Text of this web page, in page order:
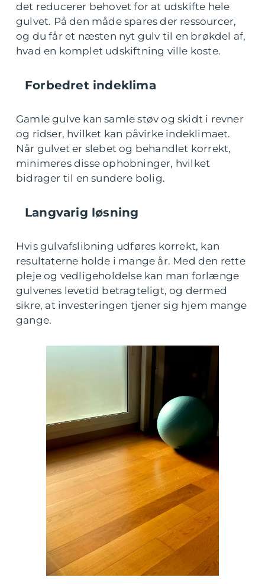
det reducerer behovet for at udskifte hele
gulvet. På den måde spares der ressourcer,
og du får et næsten nyt gulv til en brøkdel af,
hvad en komplet udskiftning ville koste.
Forbedret indeklima
Gamle gulve kan samle støv og skidt i revner
og ridser, hvilket kan påvirke indeklimaet.
Når gulvet er slebet og behandlet korrekt,
minimeres disse ophobninger, hvilket
bidrager til en sundere bolig.
Langvarig løsning
Hvis gulvafslibning udføres korrekt, kan
resultaterne holde i mange år. Med den rette
pleje og vedligeholdelse kan man forlænge
gulvenes levetid betragteligt, og dermed
sikre, at investeringen tjener sig hjem mange
gange.